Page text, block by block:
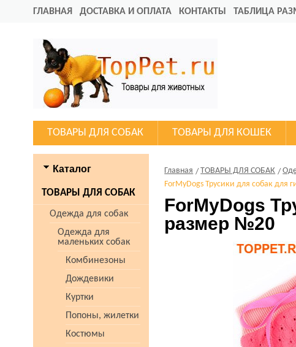
ГЛАВНАЯ ДОСТАВКА И ОПЛАТА КОНТАКТЫ ТАБЛИЦА
ТОВАРЫ ДЛЯ СОБАК ТОВАРЫ ДЛЯ КОШЕК
Каталог
ТОВАРЫ ДЛЯ СОБАК
Одежда для собак
Одежда для
маленьких собак
Комбинезоны
Дождевики
Куртки
Попоны, жилетки
Костюмы
Главная ТОВАРЫ ДЛЯ СОБАК
ForMyDogs Трусики для собак
ForMyDogs
размер №20